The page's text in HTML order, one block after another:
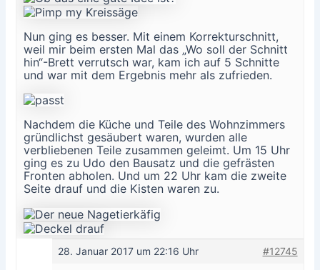
Nun ging es besser. Mit einem Korrekturschnitt,
weil mir beim ersten Mal das „Wo soll der Schnitt
hin“-Brett verrutsch war, kam ich auf 5 Schnitte
und war mit dem Ergebnis mehr als zufrieden.
Nachdem die Küche und Teile des Wohnzimmers
gründlichst gesäubert waren, wurden alle
verbliebenen Teile zusammen geleimt. Um 15 Uhr
ging es zu Udo den Bausatz und die gefrästen
Fronten abholen. Und um 22 Uhr kam die zweite
Seite drauf und die Kisten waren zu.
28. Januar 2017 um 22:16 Uhr #12745